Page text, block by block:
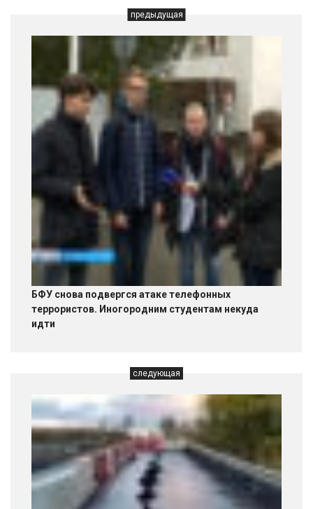
предыдущая
БФУ снова подвергся атаке телефонных
террористов. Иногородним студентам некуда
идти
следующая